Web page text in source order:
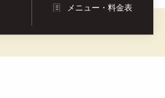
メニュー・料金表